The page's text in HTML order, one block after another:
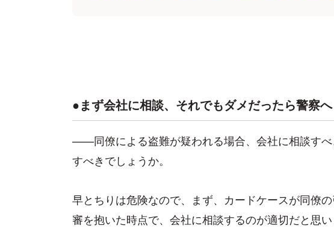
●まず会社に相談、それでもダメだったら警察へ
——同僚による盗難が疑われる場合、会社に相談す
すべきでしょうか。
早とちりは危険なので、まず、カードケースが同僚
審を抱いた時点で、会社に相談するのが適切だと思い